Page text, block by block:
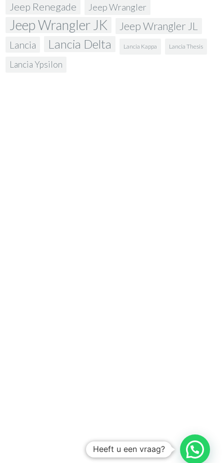
Jeep Renegade Jeep Wrangler
Jeep Wrangler JK Jeep Wrangler JL
Lancia Lancia Delta Lancia Kappa Lancia Thesis
Lancia Ypsilon
Heeft u een vraag?